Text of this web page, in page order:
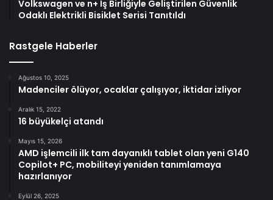
Volkswagen ve n+ İş Birliğiyle Geliştirilen Güvenlik
Odaklı Elektrikli Bisiklet Serisi Tanıtıldı
Rastgele Haberler
Ağustos 10, 2025
Madenciler ölüyor, ocaklar çalışıyor, iktidar izliyor
Aralık 15, 2022
16 büyükelçi atandı
Mayıs 15, 2026
AMD işlemcili ilk tam dayanıklı tablet olan yeni G140
Copilot+ PC, mobiliteyi yeniden tanımlamaya
hazırlanıyor
Eylül 26, 2025